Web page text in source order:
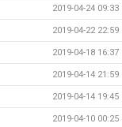
2019-04-24 09:33
2019-04-22 22:59
2019-04-18 16:37
2019-04-14 21:59
2019-04-14 19:45
2019-04-10 00:25